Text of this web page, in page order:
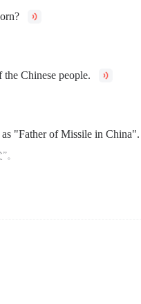
Chinese people.
as "Father of Missile in China".
。